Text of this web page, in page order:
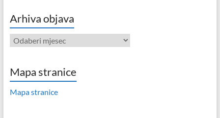
Arhiva objava
Arhiva
objava
Mapa stranice
Mapa stranice